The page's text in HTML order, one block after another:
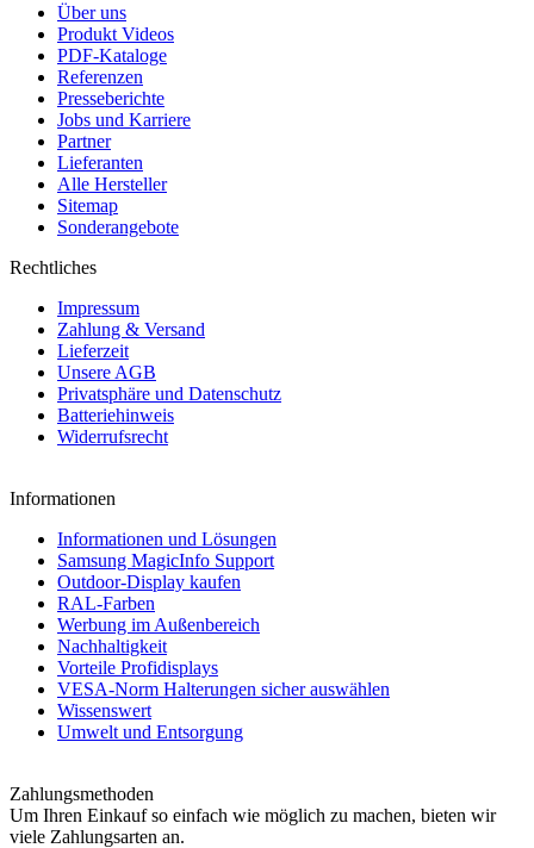
Über uns
Produkt Videos
PDF-Kataloge
Referenzen
Presseberichte
Jobs und Karriere
Partner
Lieferanten
Alle Hersteller
Sitemap
Sonderangebote
Rechtliches
Impressum
Zahlung & Versand
Lieferzeit
Unsere AGB
Privatsphäre und Datenschutz
Batteriehinweis
Widerrufsrecht
Informationen
Informationen und Lösungen
Samsung MagicInfo Support
Outdoor-Display kaufen
RAL-Farben
Werbung im Außenbereich
Nachhaltigkeit
Vorteile Profidisplays
VESA-Norm Halterungen sicher auswählen
Wissenswert
Umwelt und Entsorgung
Zahlungsmethoden
Um Ihren Einkauf so einfach wie möglich zu machen, bieten wir
viele Zahlungsarten an.